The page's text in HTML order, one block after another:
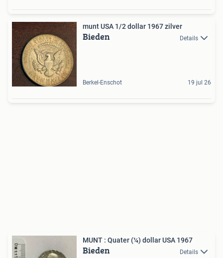
munt USA 1/2 dollar 1967 zilver
Bieden Details
Berkel-Enschot 19 jul 26
MUNT : Quater (¼) dollar USA 1967
Bieden Details